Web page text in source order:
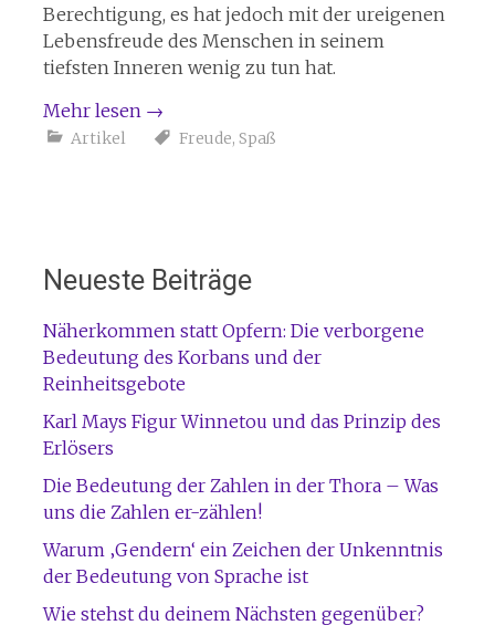
Berechtigung, es hat jedoch mit der ureigenen
Lebensfreude des Menschen in seinem
tiefsten Inneren wenig zu tun hat.
Mehr lesen →
Artikel Freude, Spaß
Neueste Beiträge
Näherkommen statt Opfern: Die verborgene
Bedeutung des Korbans und der
Reinheitsgebote
Karl Mays Figur Winnetou und das Prinzip des
Erlösers
Die Bedeutung der Zahlen in der Thora – Was
uns die Zahlen er-zählen!
Warum ‚Gendern‘ ein Zeichen der Unkenntnis
der Bedeutung von Sprache ist
Wie stehst du deinem Nächsten gegenüber?